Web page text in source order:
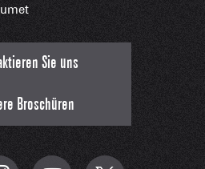
Sie uns
Broschüren